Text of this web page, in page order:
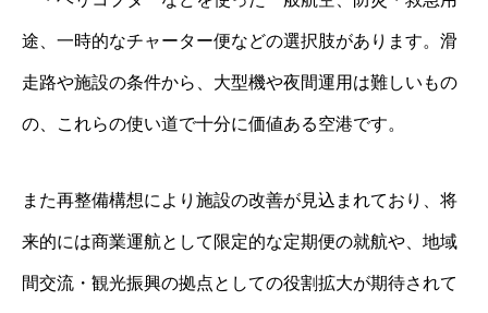
途、一時的なチャーター便などの選択肢があります。滑
走路や施設の条件から、大型機や夜間運用は難しいもの
の、これらの使い道で十分に価値ある空港です。
また再整備構想により施設の改善が見込まれており、将
来的には商業運航として限定的な定期便の就航や、地域
間交流・観光振興の拠点としての役割拡大が期待されて